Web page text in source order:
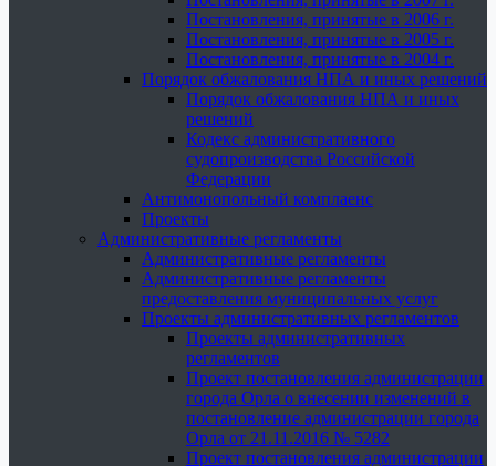
Постановления, принятые в 2006 г.
Постановления, принятые в 2005 г.
Постановления, принятые в 2004 г.
Порядок обжалования НПА и иных решений
Порядок обжалования НПА и иных
решений
Кодекс административного
судопроизводства Российской
Федерации
Антимонопольный комплаенс
Проекты
Административные регламенты
Административные регламенты
Административные регламенты
предоставления муниципальных услуг
Проекты административных регламентов
Проекты административных
регламентов
Проект постановления администрации
города Орла о внесении изменений в
постановление администрации города
Орла от 21.11.2016 № 5282
Проект постановления администрации